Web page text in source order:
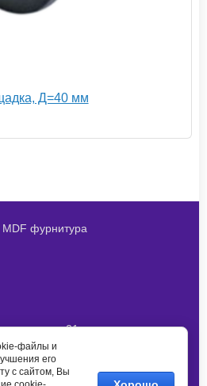
Д=40 мм
фурнитура
ул., д 21,
заранее
файлы и
его
с сайтом, Вы